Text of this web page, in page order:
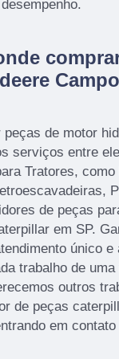
de motor
serviços entre
Tratores,
de peças
em SP.
único e
trabalho de
outros
de peças
em